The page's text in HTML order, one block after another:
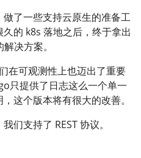
了一些支持云原生的准备工
的 k8s 落地之后，终于拿出
决方案。
在可观测性上也迈出了重要
只提供了日志这么一个单一
这个版本将有很大的改善。
们支持了 REST 协议。